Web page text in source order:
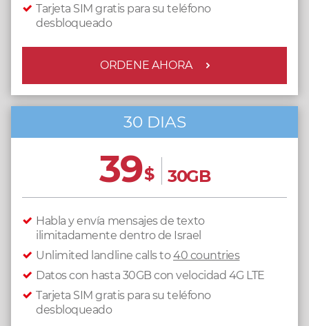
Tarjeta SIM gratis para su teléfono
desbloqueado
ORDENE AHORA
30 DIAS
39$ 30GB
Habla y envía mensajes de texto
ilimitadamente dentro de Israel
Unlimited landline calls to40 countries
Datos con hasta 30GB con velocidad 4G LTE
Tarjeta SIM gratis para su teléfono
desbloqueado